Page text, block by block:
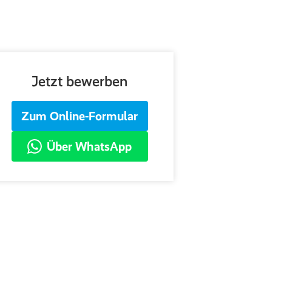
Jetzt bewerben
Zum Online-Formular
Über WhatsApp